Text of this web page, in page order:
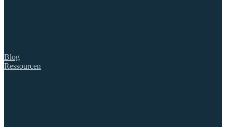
Blog
Ressourcen